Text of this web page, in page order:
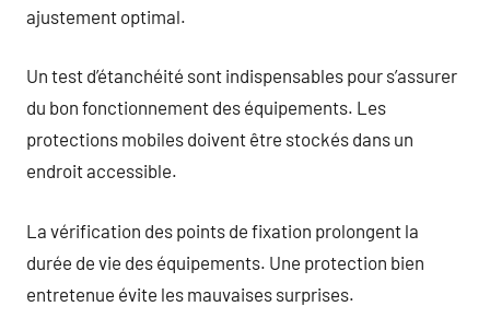
ajustement optimal.
Un test d’étanchéité sont indispensables pour s’assurer
du bon fonctionnement des équipements. Les
protections mobiles doivent être stockés dans un
endroit accessible.
La vérification des points de fixation prolongent la
durée de vie des équipements. Une protection bien
entretenue évite les mauvaises surprises.